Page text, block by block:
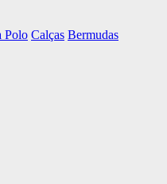
Polo Calças Bermudas